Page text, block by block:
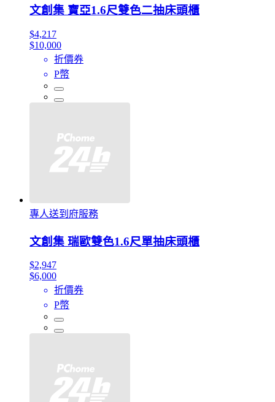
文創集 寶亞1.6尺雙色二抽床頭櫃
$4,217
$10,000
折價券
P幣
專人送到府服務
文創集 瑞歐雙色1.6尺單抽床頭櫃
$2,947
$6,000
折價券
P幣